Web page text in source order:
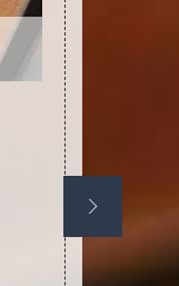
Si vous